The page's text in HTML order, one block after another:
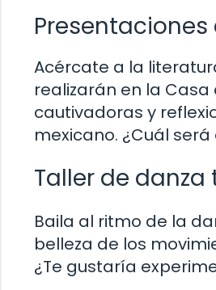
Acércate a la
realizarán en la Casa
cautivadoras y
mexicano. ¿Cuál
Taller de
Baila al ritmo de la
belleza de los
¿Te gustaría